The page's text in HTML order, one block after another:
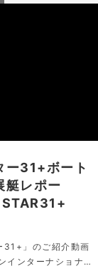
ー31+ボート
艇レポー
STAR31+
31+」のご紹介動画
インターナショナル